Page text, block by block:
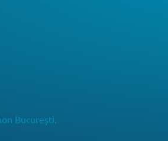
București.